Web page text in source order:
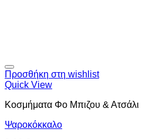
Προσθήκη στη wishlist
Quick View
Κοσμήματα Φο Μπιζου & Ατσάλι
Ψαροκόκκαλο